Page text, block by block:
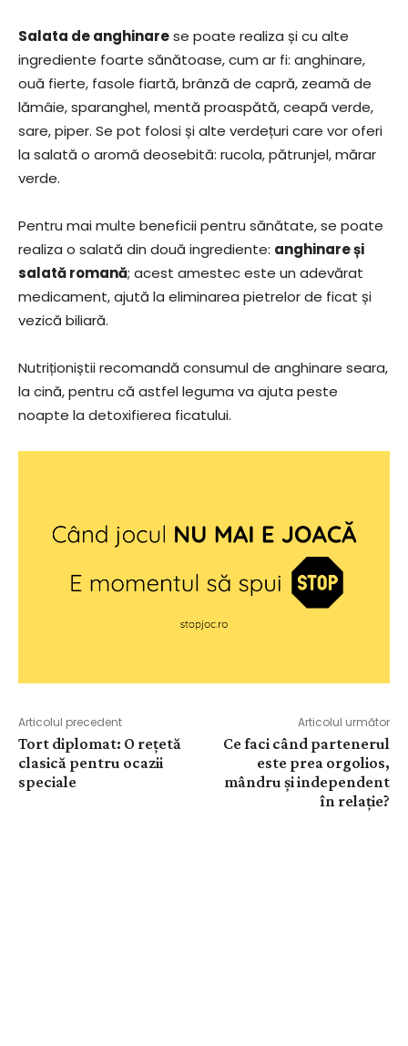
Salata de anghinarese poate realiza și cu alte
ingrediente foarte sănătoase, cum ar fi: anghinare,
ouă fierte, fasole fiartă, brânză de capră, zeamă de
lămâie, sparanghel, mentă proaspătă, ceapă verde,
sare, piper. Se pot folosi și alte verdețuri care vor oferi
la salată o aromă deosebită: rucola, pătrunjel, mărar
verde.
Pentru mai multe beneficii pentru sănătate, se poate
realiza o salată din două ingrediente: anghinare și
salată romană; acest amestec este un adevărat
medicament, ajută la eliminarea pietrelor de ficat și
vezică biliară.
Nutriționiștii recomandă consumul de anghinare seara,
la cină, pentru că astfel leguma va ajuta peste
noapte la detoxifierea ficatului.
Articolul precedent
Tort diplomat: O rețetă
clasică pentru ocazii
speciale
Articolul următor
Ce faci când partenerul
este prea orgolios,
mândru și independent
în relație?